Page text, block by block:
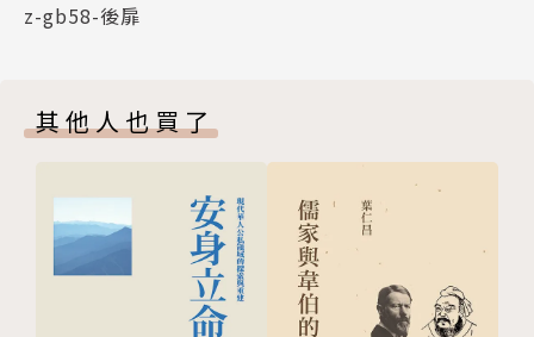
z-gb58-後扉
其他人也買了